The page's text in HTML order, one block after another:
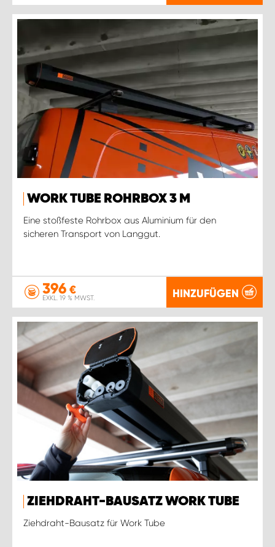
WORK TUBE ROHRBOX 3 M
Eine stoßfeste Rohrbox aus Aluminium für den
sicheren Transport von Langgut.
396 €
EXKL. 19 % MWST. HINZUFÜGEN
ZIEHDRAHT-BAUSATZ WORK TUBE
Ziehdraht-Bausatz für Work Tube